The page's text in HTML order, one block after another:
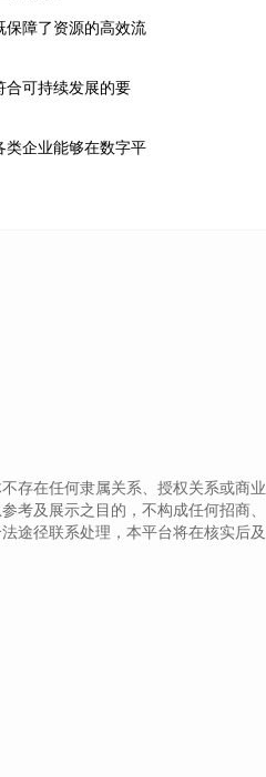
保障了资源的高效流
合可持续发展的要
类企业能够在数字平
存在任何隶属关系、授权关系或商业
考及展示之目的，不构成任何招商、
途径联系处理，本平台将在核实后及